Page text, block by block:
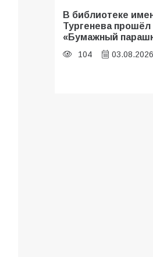
В библиотеке
Тургенева прошёл
«Бумажный
104 03.08.2026